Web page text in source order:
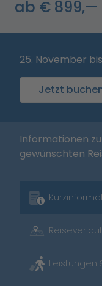
ab € 899,—
25. November
Jetzt
Informationen
gewünschten
Reiseverlauf
Leistungen